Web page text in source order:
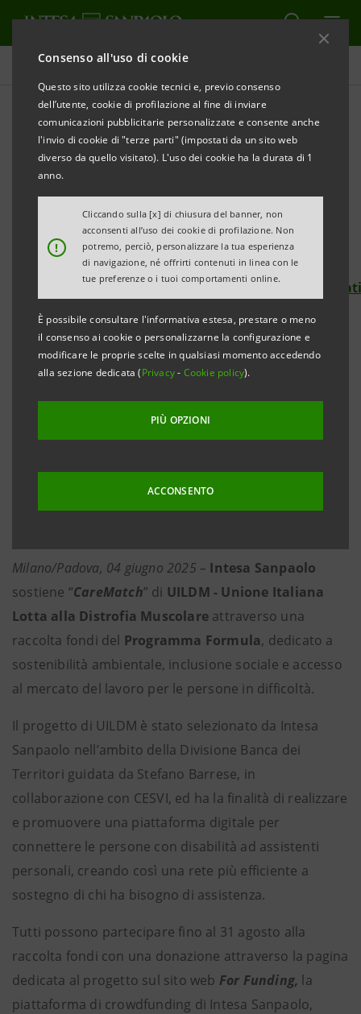
Consenso all'uso di cookie
Questo sito utilizza cookie tecnici e, previo consenso
dell’utente, cookie di profilazione al fine di inviare
comunicazioni pubblicitarie personalizzate e consente anche
l'invio di cookie di "terze parti" (impostati da un sito web
diverso da quello visitato). L'uso dei cookie ha la durata di 1
anno.
!
Cliccando sulla [x] di chiusura del banner, non
acconsenti all’uso dei cookie di profilazione. Non
potremo, perciò, personalizzare la tua esperienza
di navigazione, né offrirti contenuti in linea con le
tue preferenze o i tuoi comportamenti online.
È possibile consultare l'informativa estesa, prestare o meno
il consenso ai cookie o personalizzarne la configurazione e
modificare le proprie scelte in qualsiasi momento accedendo
alla sezione dedicata (Privacy- Cookie policy).
PIÙ OPZIONI
ACCONSENTO
Comunicati stampa
STAMPA AGGIORNA
INTESA SANPAOLO SOSTIENE LA RACCOLTA FONDI
“CAREMATCH” DELL’UNIONE ITALIANA LOTTA ALLA
Obiettivo: 100mila euro entro fine agosto
Si può donare sul sito web diFor Funding–Formula
https://www.forfunding.intesasanpaolo.com/
ISP/nav/progetto/carematch
Il progetto vuole realizzare e promuovere una
piattaforma digitale per connettere le persone con
disabilità ad assistenti personali creando così una
rete per migliorare la qualità della vita
contributo di 2 euro per i prodotti della Banca
Milano/Padova, 04 giugno 2025 – Intesa Sanpaolo
sostiene “CareMatch” di UILDM - Unione Italiana
Lotta alla Distrofia Muscolare attraverso una
raccolta fondi del Programma Formula, dedicato a
sostenibilità ambientale, inclusione sociale e accesso
al mercato del lavoro per le persone in difficoltà.
Il progetto di UILDM è stato selezionato da Intesa
Sanpaolo nell’ambito della Divisione Banca dei
Territori guidata da Stefano Barrese, in
collaborazione con CESVI, ed ha la finalità di realizzare
e promuovere una piattaforma digitale per
connettere le persone con disabilità ad assistenti
personali, creando così una rete più efficiente a
sostegno di chi ha bisogno di assistenza.
Tutti possono partecipare fino al 31 agosto alla
raccolta fondi con una donazione attraverso la pagina
dedicata al progetto sul sito web For Funding, la
piattaforma di crowdfunding di Intesa Sanpaolo,